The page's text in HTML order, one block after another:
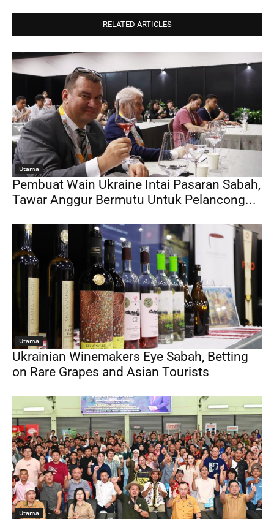
RELATED ARTICLES
Utama
Pembuat Wain Ukraine Intai Pasaran Sabah,
Tawar Anggur Bermutu Untuk Pelancong...
Utama
Ukrainian Winemakers Eye Sabah, Betting
on Rare Grapes and Asian Tourists
Utama